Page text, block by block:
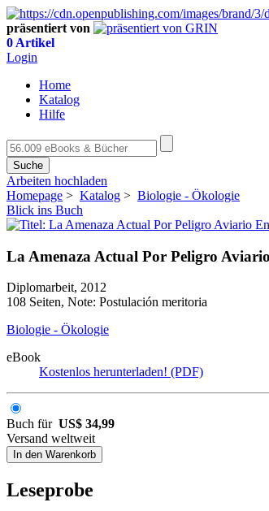
präsentiert von
0 Artikel
Login
Home
Katalog
Hilfe
Suche
Arbeiten hochladen
Homepage > Katalog > Biologie - Ökologie
Blick ins Buch
La Amenaza Actual Por Peligro
Diplomarbeit, 2012
108 Seiten, Note: Postulación meritoria
Biologie - Ökologie
eBook
Kostenlos herunterladen! (PDF)
Buch für US$ 34,99
Versand weltweit
In den Warenkorb
Leseprobe